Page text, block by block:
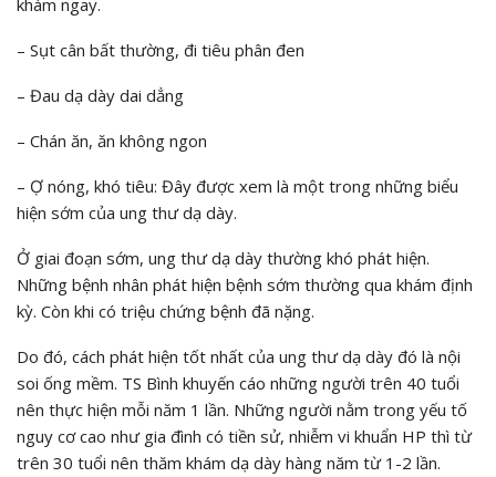
– Sụt cân bất thường, đi tiêu phân đen
– Đau dạ dày dai dẳng
– Chán ăn, ăn không ngon
– Ợ nóng, khó tiêu: Đây được xem là một trong những biểu
hiện sớm của ung thư dạ dày.
Ở giai đoạn sớm, ung thư dạ dày thường khó phát hiện.
Những bệnh nhân phát hiện bệnh sớm thường qua khám định
kỳ. Còn khi có triệu chứng bệnh đã nặng.
Do đó, cách phát hiện tốt nhất của ung thư dạ dày đó là nội
soi ống mềm. TS Bình khuyến cáo những người trên 40 tuổi
nên thực hiện mỗi năm 1 lần. Những người nằm trong yếu tố
nguy cơ cao như gia đình có tiền sử, nhiễm vi khuẩn HP thì từ
trên 30 tuổi nên thăm khám dạ dày hàng năm từ 1-2 lần.